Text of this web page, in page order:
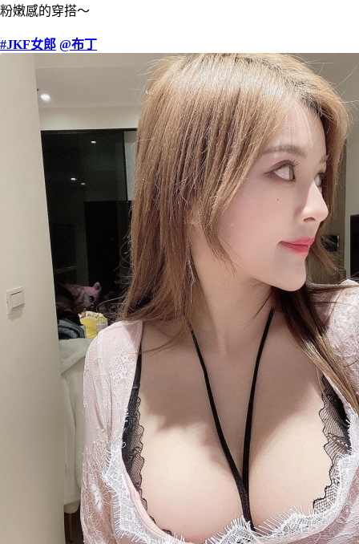
粉嫩感的穿搭～
#JKF女郎 @布丁